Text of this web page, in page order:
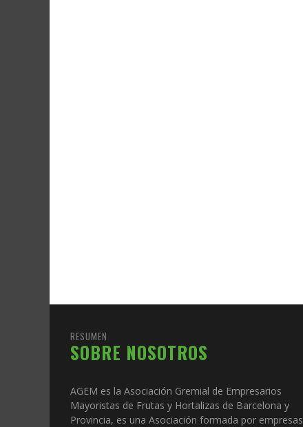
RESUMEN
SOBRE NOSOTROS
AGEM es la Asociación Gremial de Empresarios
Mayoristas de Frutas y Hortalizas de Barcelona y
Provincia, es una Asociación formada por empresas